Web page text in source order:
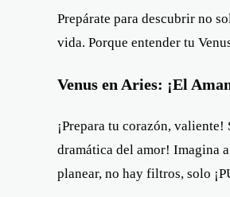
Prepárate para descubrir no
vida. Porque entender tu
Venus en Aries: ¡El
¡Prepara tu corazón, valiente!
dramática del amor! Imagina
planear, no hay filtros, solo